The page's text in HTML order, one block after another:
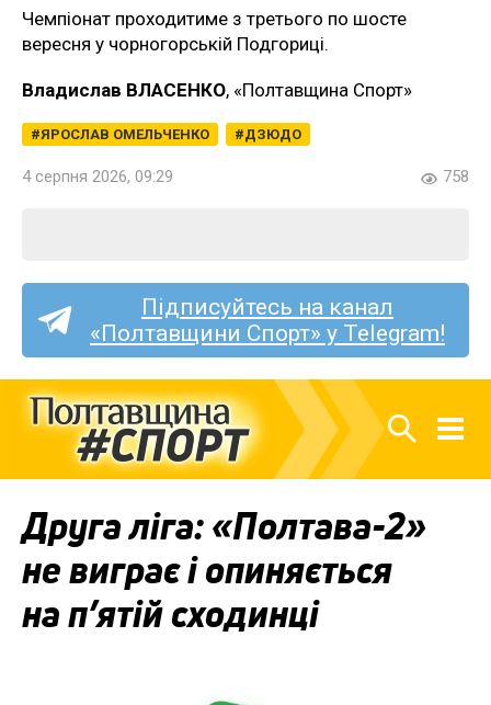
Чемпіонат проходитиме з третього по шосте
вересня у чорногорській Подгориці.
Владислав ВЛАСЕНКО, «Полтавщина Спорт»
ЯРОСЛАВ ОМЕЛЬЧЕНКО ДЗЮДО
4 серпня 2026, 09:29 758
Підписуйтесь на канал
«Полтавщини Спорт» у Telegram!
Друга ліга: «Полтава-2»
не виграє і опиняється
на п’ятій сходинці